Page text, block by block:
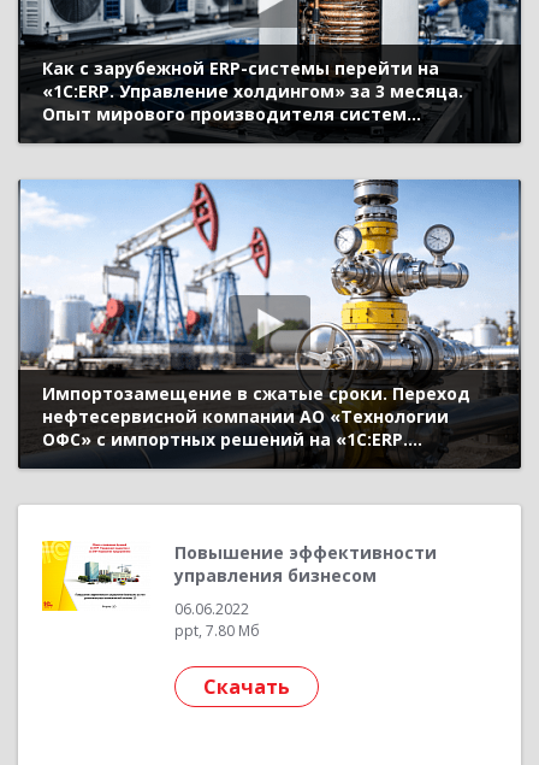
Как с зарубежной ERP-системы перейти на
«1С:ERP. Управление холдингом» за 3 месяца.
Опыт мирового производителя систем
отопления и охлаждения «Viessmann Group» (10-
Клыковский Игорь, ООО «Виссманн Липецк»)
Импортозамещение в сжатые сроки. Переход
нефтесервисной компании АО «Технологии
ОФС» с импортных решений на «1С:ERP.
Управление холдингом» (10-й Бизнес-форум
«Технологии ОФС»)
Повышение эффективности
управления бизнесом
06.06.2022
ppt, 7.80 Мб
Скачать